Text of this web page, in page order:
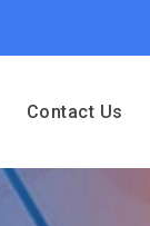
Contact Us